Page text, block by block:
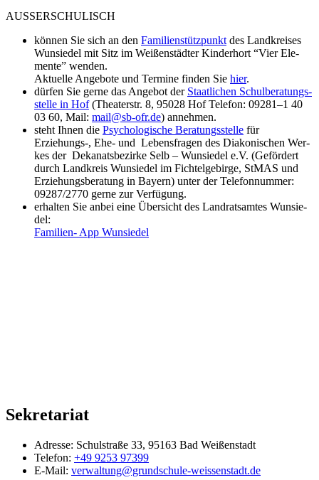
AUSSERSCHULISCH
kön­nen Sie sich an den Fami­li­en­stütz­punkt des Land­krei­ses
Wun­sie­del mit Sitz im Wei­ßen­städ­ter Kin­der­hort “Vier Ele­
men­te” wen­den.
Aktu­el­le Ange­bo­te und Ter­mi­ne fin­den Sie hier.
dür­fen Sie ger­ne das Ange­bot der Staat­li­chen Schul­be­ra­tungs­
stel­le in Hof(Thea­ter­str. 8, 95028 Hof Tele­fon: 09281–1 40
03 60, Mail: mail@sb-ofr.de) anneh­men.
steht Ihnen die Psy­cho­lo­gi­sche Bera­tungs­stel­le für
Erziehungs‑, Ehe- und Lebens­fra­gen des Dia­ko­ni­schen Wer­
kes der Deka­nats­be­zir­ke Selb – Wun­sie­del e.V. (Geför­dert
durch Land­kreis Wun­sie­del im Fich­tel­ge­bir­ge, StMAS und
Erzie­hungs­be­ra­tung in Bay­ern) unter der Tele­fon­num­mer:
09287/2770 ger­ne zur Ver­fü­gung.
erhal­ten Sie anbei eine Über­sicht des Land­rats­am­tes Wun­sie­
del:
Fami­li­en- App Wun­sie­del
Sekretariat
Adresse: Schulstraße 33, 95163 Bad Weißenstadt
Telefon: +49 9253 97399
E-Mail: verwaltung@grundschule-weissenstadt.de